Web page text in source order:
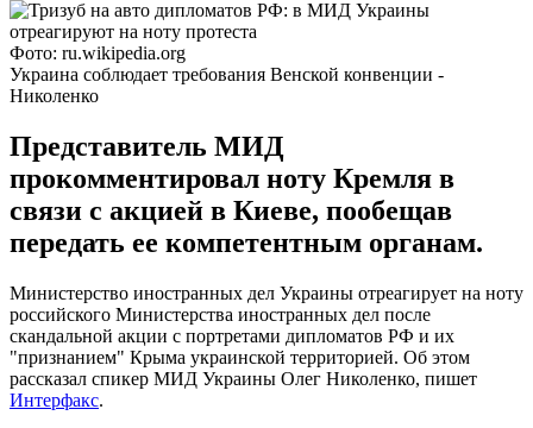
Фото: ru.wikipedia.org
Украина соблюдает требования Венской конвенции -
Николенко
Представитель МИД
прокомментировал ноту Кремля в
связи с акцией в Киеве, пообещав
передать ее компетентным органам.
Министерство иностранных дел Украины отреагирует на ноту
российского Министерства иностранных дел после
скандальной акции с портретами дипломатов РФ и их
"признанием" Крыма украинской территорией. Об этом
рассказал спикер МИД Украины Олег Николенко, пишет
Интерфакс.